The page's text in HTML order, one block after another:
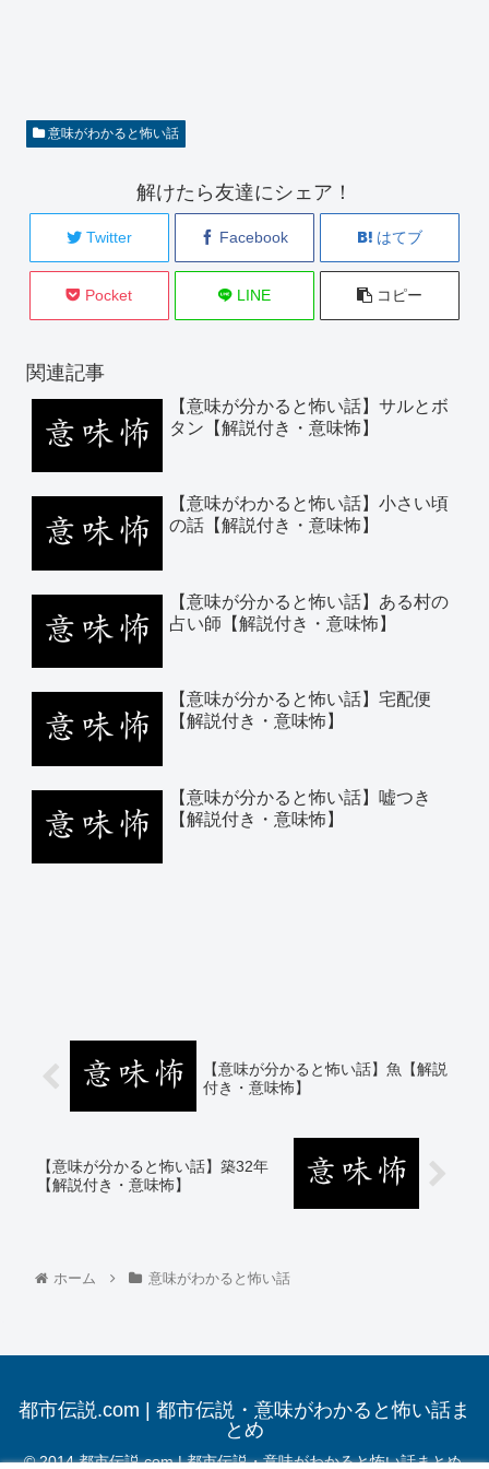
意味がわかると怖い話
解けたら友達にシェア！
Twitter Facebook はてブ
Pocket LINE コピー
関連記事
【意味が分かると怖い話】サルとボ
タン【解説付き・意味怖】
【意味がわかると怖い話】小さい頃
の話【解説付き・意味怖】
【意味が分かると怖い話】ある村の
占い師【解説付き・意味怖】
【意味が分かると怖い話】宅配便
【解説付き・意味怖】
【意味が分かると怖い話】嘘つき
【解説付き・意味怖】
【意味が分かると怖い話】魚【解説
付き・意味怖】
【意味が分かると怖い話】築32年
【解説付き・意味怖】
ホーム 意味がわかると怖い話
都市伝説.com | 都市伝説・意味がわかると怖い話ま
とめ
© 2014 都市伝説.com | 都市伝説・意味がわかると怖い話まとめ.